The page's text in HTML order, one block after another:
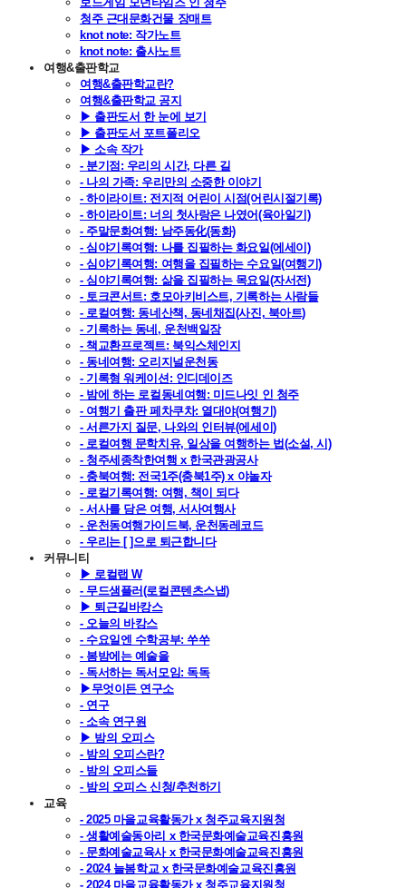
청주 근대문화건물 장매트
knot note: 작가노트
knot note: 출사노트
여행&출판학교
여행&출판학교란?
여행&출판학교 공지
▶ 출판도서 한 눈에 보기
▶ 출판도서 포트폴리오
▶ 소속 작가
- 분기점: 우리의 시간, 다른 길
- 나의 가족: 우리만의 소중한 이야기
- 하이라이트: 전지적 어린이 시점(어린시절기록)
- 하이라이트: 너의 첫사랑은 나였어(육아일기)
- 주말문화여행: 남주동化(동화)
- 심야기록여행: 나를 집필하는 화요일(에세이)
- 심야기록여행: 여행을 집필하는 수요일(여행기)
- 심야기록여행: 삶을 집필하는 목요일(자서전)
- 토크콘서트: 호모아키비스트, 기록하는 사람들
- 로컬여행: 동네산책, 동네채집(사진, 북아트)
- 기록하는 동네, 운천백일장
- 책교환프로젝트: 북익스체인지
- 동네여행: 오리지널운천동
- 기록형 워케이션: 인디데이즈
- 밤에 하는 로컬동네여행: 미드나잇 인 청주
- 여행기 출판 페차쿠차: 열대야(여행기)
- 서른가지 질문, 나와의 인터뷰(에세이)
- 로컬여행 문학치유, 일상을 여행하는 법(소설, 시)
- 청주세종착한여행 x 한국관광공사
- 충북여행: 전국1주(충북1주) x 야놀자
- 로컬기록여행: 여행, 책이 되다
- 서사를 담은 여행, 서사여행사
- 운천동여행가이드북, 운천동레코드
- 우리는 [ ]으로 퇴근합니다
커뮤니티
▶ 로컬랩 W
- 무드샘플러(로컬콘텐츠스냅)
▶ 퇴근길바캉스
- 오늘의 바캉스
- 수요일엔 수학공부: 쑤쑤
- 봄밤에는 예술을
- 독서하는 독서모임: 독독
▶무엇이든 연구소
- 연구
- 소속 연구원
▶ 밤의 오피스
- 밤의 오피스란?
- 밤의 오피스들
- 밤의 오피스 신청/추천하기
교육
- 2025 마을교육활동가 x 청주교육지원청
- 생활예술동아리 x 한국문화예술교육진흥원
- 문화예술교육사 x 한국문화예술교육진흥원
- 2024 늘봄학교 x 한국문화예술교육진흥원
- 2024 마을교육활동가 x 청주교육지원청